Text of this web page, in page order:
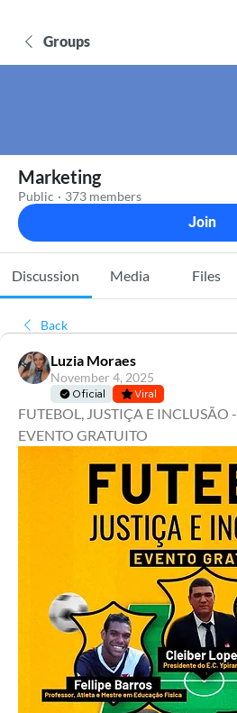
Groups
Marketing
Public · 373 members
Join
Discussion Media Files
Back
Luzia Moraes
November 4, 2025
Oficial Viral
FUTEBOL, JUSTIÇA E INCLUSÃO -
EVENTO GRATUITO